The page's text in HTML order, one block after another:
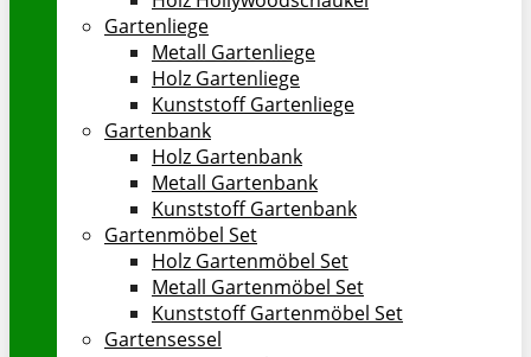
Gartenliege
Metall Gartenliege
Holz Gartenliege
Kunststoff Gartenliege
Gartenbank
Holz Gartenbank
Metall Gartenbank
Kunststoff Gartenbank
Gartenmöbel Set
Holz Gartenmöbel Set
Metall Gartenmöbel Set
Kunststoff Gartenmöbel Set
Gartensessel